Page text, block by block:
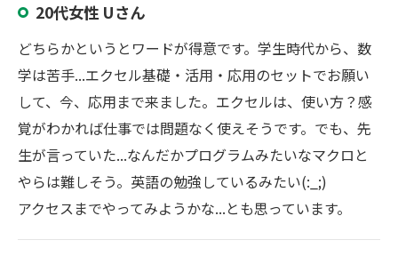
20代女性 Uさん
どちらかというとワードが得意です。学生時代から、数
学は苦手...エクセル基礎・活用・応用のセットでお願い
して、今、応用まで来ました。エクセルは、使い方？感
覚がわかれば仕事では問題なく使えそうです。でも、先
生が言っていた...なんだかプログラムみたいなマクロと
やらは難しそう。英語の勉強しているみたい(:_;)
アクセスまでやってみようかな...とも思っています。